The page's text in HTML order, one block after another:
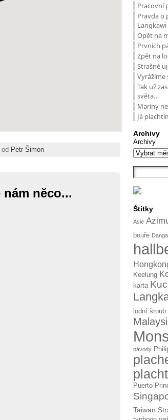
Petr Šimon
něco...
Pracovní
Pravda o
Langkawi
Opět na
Prvních
Zpět na
Strašné
Vyrážíme
Tak už
světa…
Maríny
Já
Archivy
Archivy
Štítky
Asie
bouře
Keelung
karta
lodní šroub
návody
Puerto
Taiwan